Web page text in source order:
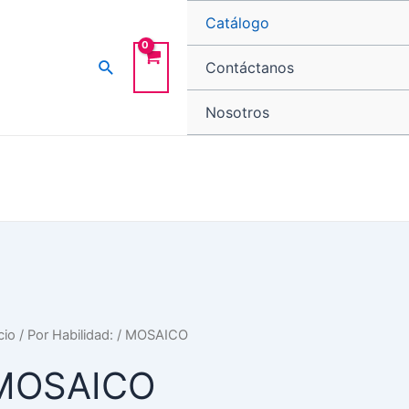
Buscar
Catálogo
Contáctanos
Nosotros
/ Por Habilidad: / MOSAICO